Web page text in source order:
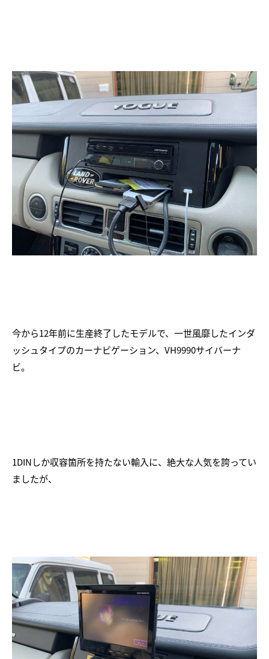
今から12年前に生産終了したモデルで、一世風靡したインダ
ッシュタイプのカーナビゲーション、VH9990サイバーナ
ビ。
1DINしか収容箇所を持たない輸入に、絶大な人気を誇ってい
ましたが、